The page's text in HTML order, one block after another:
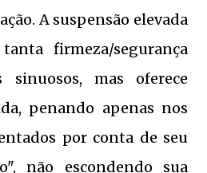
A suspensão elevada
firmeza/segurança
sinuosos, mas oferece
penando apenas nos
por conta de seu
não escondendo sua